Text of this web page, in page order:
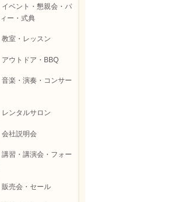
イベント・懇親会・パ
ー・式典
教室・レッスン
アウトドア・BBQ
音楽・演奏・コンサー
レンタルサロン
会社説明会
講習・講演会・フォー
販売会・セール